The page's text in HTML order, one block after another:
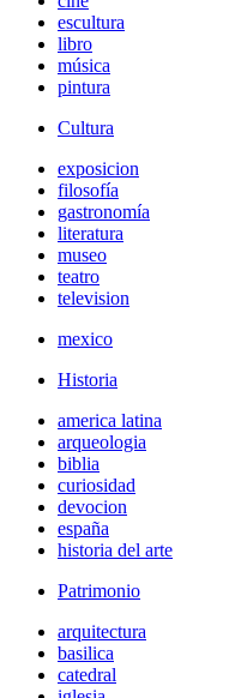
escultura
libro
música
pintura
Cultura
exposicion
filosofía
gastronomía
literatura
museo
teatro
television
mexico
Historia
america latina
arqueologia
biblia
curiosidad
devocion
españa
historia del arte
Patrimonio
arquitectura
basilica
catedral